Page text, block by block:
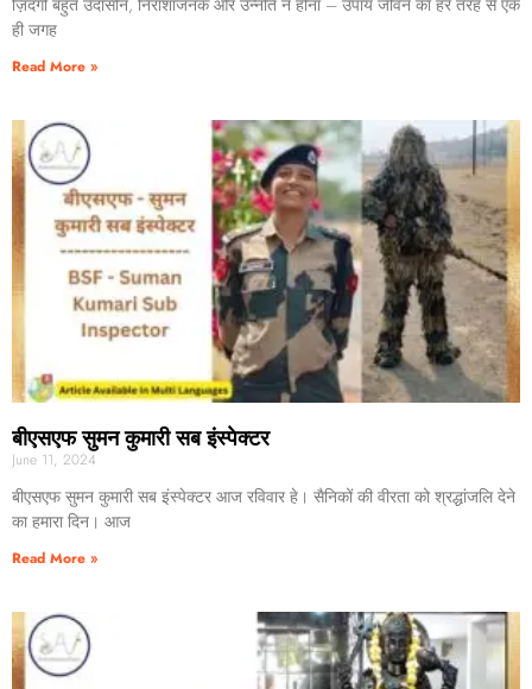
ही जगह
Read More »
बीएसएफ सुमन कुमारी सब इंस्पेक्टर
June 11, 2024
बीएसएफ सुमन कुमारी सब इंस्पेक्टर आज रविवार हे। सैनिकों की वीरता को श्रद्धांजलि देने
का हमारा दिन। आज
Read More »